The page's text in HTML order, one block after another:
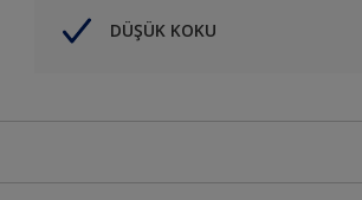
DÜŞÜK KOKU